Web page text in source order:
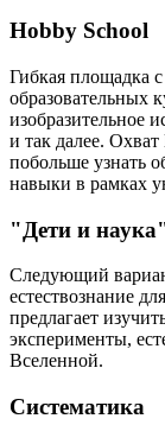
Hobby School
Гибкая площадка
образовательных
изобразительное
и так далее.
побольше узнать
навыки в рамках
"Дети и
Следующий
естествознание
предлагает
эксперименты,
Вселенной.
Систематика